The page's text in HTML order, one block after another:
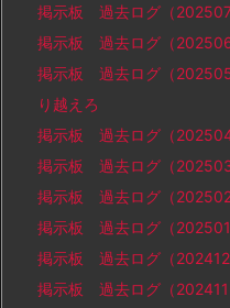
掲示板 過去ログ（
掲示板 過去ログ（
掲示板 過去ログ（
り越えろ
掲示板 過去ログ（
掲示板 過去ログ（
掲示板 過去ログ（
掲示板 過去ログ（
掲示板 過去ログ（
掲示板 過去ログ（